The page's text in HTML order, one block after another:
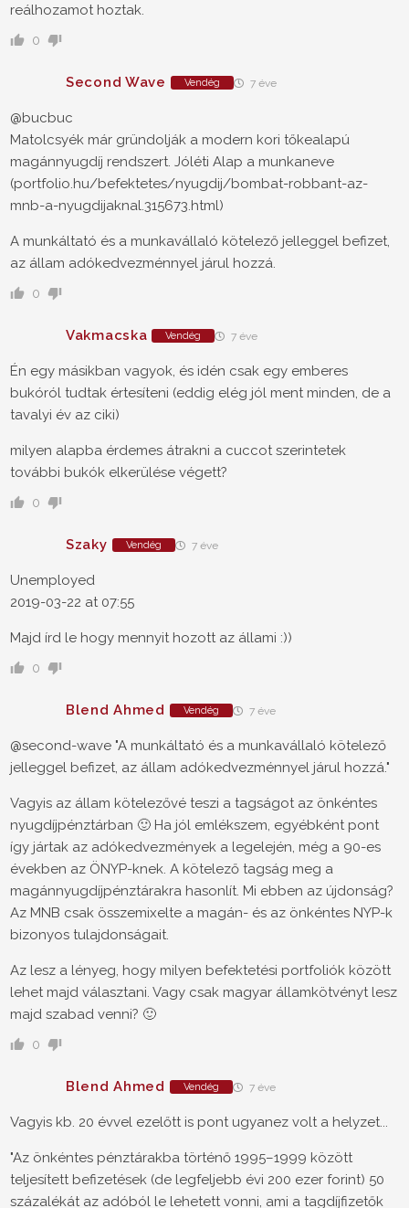
reálhozamot hoztak.
0
Second Wave Vendég 7 éve
@bucbuc
Matolcsyék már gründolják a modern kori tőkealapú
magánnyugdíj rendszert. Jóléti Alap a munkaneve
(portfolio.hu/befektetes/nyugdij/bombat-robbant-az-
mnb-a-nyugdijaknal.315673.html)
A munkáltató és a munkavállaló kötelező jelleggel befizet,
az állam adókedvezménnyel járul hozzá.
0
Vakmacska Vendég 7 éve
Én egy másikban vagyok, és idén csak egy emberes
bukóról tudtak értesíteni (eddig elég jól ment minden, de a
tavalyi év az ciki)
milyen alapba érdemes átrakni a cuccot szerintetek
további bukók elkerülése végett?
0
Szaky Vendég 7 éve
Unemployed
2019-03-22 at 07:55
Majd írd le hogy mennyit hozott az állami :))
0
Blend Ahmed Vendég 7 éve
@second-wave "A munkáltató és a munkavállaló kötelező
jelleggel befizet, az állam adókedvezménnyel járul hozzá."
Vagyis az állam kötelezővé teszi a tagságot az önkéntes
nyugdíjpénztárban 🙂 Ha jól emlékszem, egyébként pont
így jártak az adókedvezmények a legelején, még a 90-es
években az ÖNYP-knek. A kötelező tagság meg a
magánnyugdíjpénztárakra hasonlít. Mi ebben az újdonság?
Az MNB csak összemixelte a magán- és az önkéntes NYP-k
bizonyos tulajdonságait.
Az lesz a lényeg, hogy milyen befektetési portfoliók között
lehet majd választani. Vagy csak magyar államkötvényt lesz
majd szabad venni? 🙂
0
Blend Ahmed Vendég 7 éve
Vagyis kb. 20 évvel ezelőtt is pont ugyanez volt a helyzet...
"Az önkéntes pénztárakba történő 1995–1999 között
teljesített befizetések (de legfeljebb évi 200 ezer forint) 50
százalékát az adóból le lehetett vonni, ami a tagdíjfizetők